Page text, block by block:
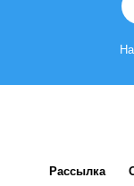
Рассылка